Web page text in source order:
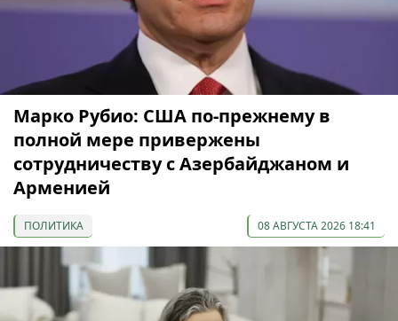
Марко Рубио: США по-прежнему в
полной мере привержены
сотрудничеству с Азербайджаном и
Арменией
ПОЛИТИКА 08 АВГУСТА 2026 18:41